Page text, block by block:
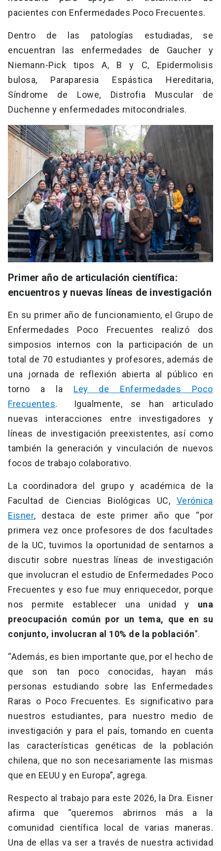
pacientes con Enfermedades Poco Frecuentes.
Dentro de las patologías estudiadas, se
encuentran las enfermedades de Gaucher y
Niemann-Pick tipos A, B y C, Epidermolisis
bulosa, Paraparesia Espástica Hereditaria,
Síndrome de Lowe, Distrofia Muscular de
Duchenne y enfermedades mitocondriales.
Primer año de articulación científica:
encuentros y nuevas líneas de investigación
En su primer año de funcionamiento, el Grupo de
Enfermedades Poco Frecuentes realizó dos
simposios internos con la participación de un
total de 70 estudiantes y profesores, además de
una jornada de reflexión abierta al público en
torno a la Ley de Enfermedades Poco
Frecuentes. Igualmente, se han articulado
nuevas interacciones entre investigadores y
líneas de investigación preexistentes, así como
también la generación y vinculación de nuevos
focos de trabajo colaborativo.
La coordinadora del grupo y académica de la
Facultad de Ciencias Biológicas UC, Verónica
Eisner, destaca de este primer año que “por
primera vez once profesores de dos facultades
de la UC, tuvimos la oportunidad de sentarnos a
discutir sobre nuestras líneas de investigación
que involucran el estudio de Enfermedades Poco
Frecuentes y eso fue muy enriquecedor, porque
nos permite establecer una unidad y una
preocupación común por un tema, que en su
conjunto, involucran al 10% de la población”.
“Además, es bien importante que, por el hecho de
que son tan poco conocidas, hayan más
personas estudiando sobre las Enfermedades
Raras o Poco Frecuentes. Es significativo para
nuestros estudiantes, para nuestro medio de
investigación y para el país, tomando en cuenta
las características genéticas de la población
chilena, que no son necesariamente las mismas
que en EEUU y en Europa”, agrega.
Respecto al trabajo para este 2026, la Dra. Eisner
afirma que “queremos abrirnos más a la
comunidad científica local de varias maneras.
Una de ellas va ser a través de nuestra actividad